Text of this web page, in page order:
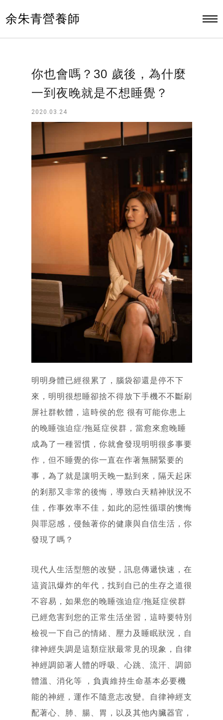
余朱青營養師
你也會嗎？30 歲後，為什麼
一到夜晚就是不想睡覺？
2020.03.24
明明身體已經很累了，腦袋卻還是停不下
來，明明很想睡卻捨不得放下手機不不斷刷
屏社群軟體，這時侯的您 很有可能你患上
的晚睡強迫症/拖延症侯群，當愈來愈晚睡
成為了一種習慣，你就會發現明明很多事要
作，但不睡覺的你一直在作著無關緊要的
事，為了就是讓明天晚一點到來，隔天起床
的剎那又非常的後悔，導致白天精神狀況不
佳，作事效率不佳，如此的惡性循環的懊悔
與罪惡感，侵蝕著你的健康與自信生活，你
發現了嗎？
現代人生活型態的改變，訊息傳遞快速，在
這資訊爆炸的年代，找到自已的生存之道很
不容易，如果您的晚睡強迫症/拖延症侯群
已經危害到您的正常生活坐習，這時要特別
檢視一下自己的情緒、壓力及睡眠狀況，自
律神經失調是這類症狀最常見的現象，自律
神經調節著人體的呼吸、心跳、流汗、調節
體溫、消化等 ，負責維持生命基本必要機
能的神經，運作不隨意志改變。自律神經支
配著心、肺、腸、胃，以及其他內臟器官，